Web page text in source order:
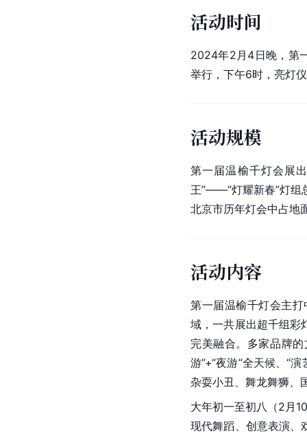
活动时间
2024年2月4日晚，第
举行，下午6时，亮灯
活动规模
第一届温榆千灯会展
王”——“灯耀新春”灯组
北京市历年灯会中占地
活动内容
第一届温榆千灯会主打
域，一共展出超千组彩
完美融合。多家品牌
游”+“夜游”全天候、“
杂耍小丑、舞龙舞狮、
大年初一至初八（2月
现代舞蹈、创意表演、